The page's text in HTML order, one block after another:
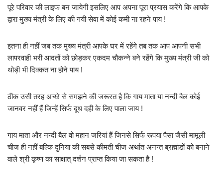
पूरे परिवार की लाइफ बन जायेगी इसलिए आप अपना पूरा प्रयास करेंगे कि आपके
द्वारा मुख्य मंत्री के लिए की गयी सेवा में कोई कमी ना रहने पाय !
इतना ही नहीं जब तक मुख्य मंत्री आपके घर में रहेंगे तब तक आप आपनी सभी
लापरवाही भरी आदतों को छोड़कर एकदम चौकन्ने बने रहेंगे कि मुख्य मंत्री जी को
थोड़ी भी दिक्कत ना होने पाय !
ठीक उसी तरह अच्छे से समझने की जरूरत है कि गाय माता या नन्दी बैल कोई
जानवर नहीं हैं जिन्हें सिर्फ दूध दही के लिए पाला जाय !
गाय माता और नन्दी बैल वो महान जरियां हैं जिनसे सिर्फ रूपया पैसा जैसी मामूली
चीज ही नहीं बल्कि दुनिया की सबसे कीमती चीज अर्थात अनन्त ब्रह्मांडों को बनाने
वाले श्री कृष्ण का साक्षात् दर्शन प्राप्त किया जा सकता है !